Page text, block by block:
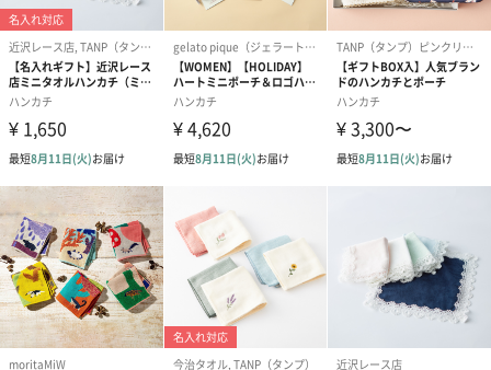
商品詳細情報
素材
表：ポリエステル70％、ナイロン30％
（とても肌触りが良く、吸収性、速乾性に優れたマイ
クロファイバーボア素材を使用）
裏：綿100％
（イメージに合わせたチェックやストライプの先染め
の織りの生地等を使用）
商品本体サイ
ズ
縦23cm×横23cm
パッケージサ
イズ
幅75mm×奥行き75mm×高さ75mm
生産国 日本